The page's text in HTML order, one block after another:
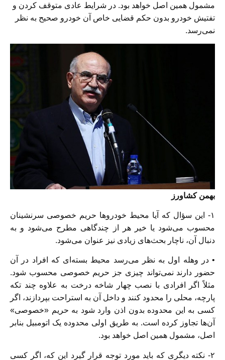
مشمول همین اصل خواهد بود. در شرایط عادی متوقف کردن و
تفتیش خودرو بدون حکم قضایی خاص آن خودرو صحیح به نظر
نمی‌رسد.
بهمن کشاورز
۱- این سؤال که آیا محیط خودرو‌ها حریم خصوصی سرنشینان
محسوب می‌شود یا خیر هر از چندگاهی مطرح می‌شود و به
دنبال آن، ناچار بحث‌های زیادی نیز عنوان می‌شود.
• در وهله اول به نظر می‌رسد محیط بسته‌ای که افراد در آن
حضور دارند نمی‌تواند چیزی جز حریم خصوصی محسوب شود.
مثلاً اگر افرادی با نصب چهار شاخه درخت به علاوه چند تکه
پارچه، محلی را محدود کنند و داخل آن به استراحت بپردازند، اگر
کسی به این محدوده بدون اذن وارد شود به حریم «خصوصی»
آن‌ها تجاوز کرده است. به طریق اولی محدوده یک اتومبیل بنابر
اصل، مشمول همین اصل خواهد بود.
٢- نکته دیگری که باید مورد توجه قرار گیرد این که، اگر کسی